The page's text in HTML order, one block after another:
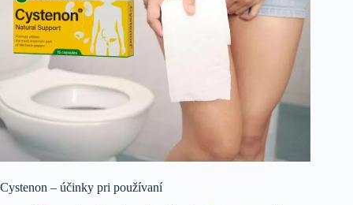
Cystenon – účinky pri používaní